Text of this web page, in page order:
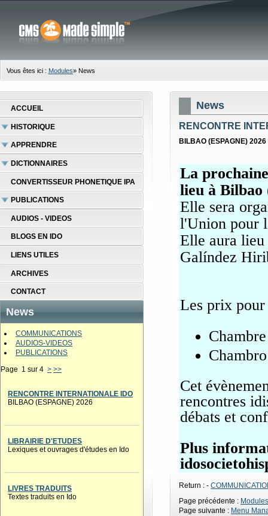
Vous êtes ici : Modules» News
ACCUEIL
HISTORIQUE
APPRENDRE
DICTIONNAIRES
CONVERTISSEUR PHONETIQUE IPA
PUBLICATIONS
AUDIOS - VIDEOS
BLOGS EN IDO
LIENS UTILES
ARCHIVES
CONTACT
News
COMMUNICATIONS
AUDIOS-VIDEOS
PUBLICATIONS
Page 1 sur 4 > >>
RENCONTRE INTERNATIONALE IDO
BILBAO (ESPAGNE) 2026
LIBRAIRIE D'ETUDES
Lexiques et ouvrages d'études en Ido
LIVRES TRADUITS
Textes traduits en Ido
News
RENCONTRE
BILBAO (ESPAGNE) 2026
La
lieu à Bilbao
Elle sera
l'Union pour
Elle aura lieu
Galíndez
Les prix pour
Cet
rencontres
débats et
Plus
Return : -
Page précédente :
Page suivante : Menu